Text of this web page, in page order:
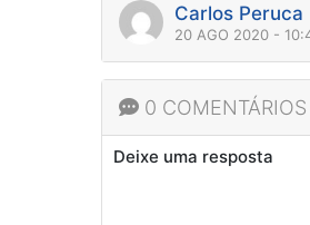
Carlos Peruca
20 AGO 2020 -
0 COMENTÁRIOS
Deixe uma resposta